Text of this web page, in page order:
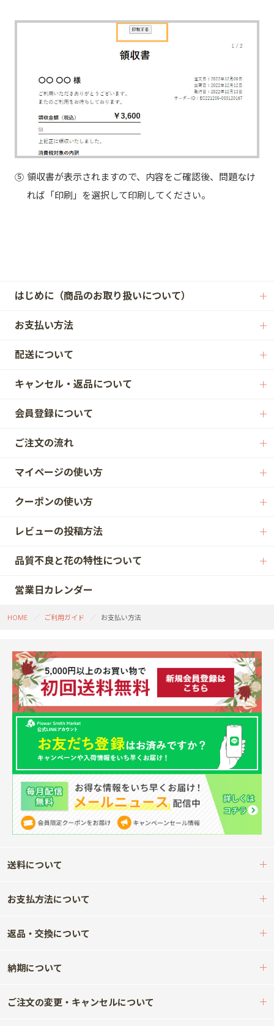
⑤ 領収書が表示されますので、内容をご確認後、問題なけ
れば「印刷」を選択して印刷してください。
はじめに（商品のお取り扱いについて）
お支払い方法
配送について
キャンセル・返品について
会員登録について
ご注文の流れ
マイページの使い方
クーポンの使い方
レビューの投稿方法
品質不良と花の特性について
営業日カレンダー
HOME ご利用ガイド お支払い方法
送料について
お支払方法について
返品・交換について
納期について
ご注文の変更・キャンセルについて